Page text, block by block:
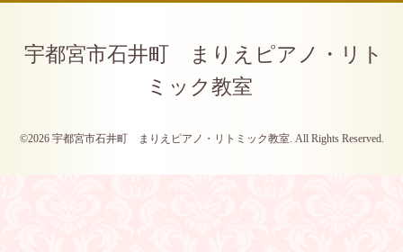
宇都宮市石井町 まりえピアノ・リト
ミック教室
©2026 宇都宮市石井町 まりえピアノ・リトミック教室. All Rights Reserved.